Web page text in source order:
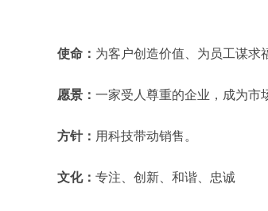
使命： 为客户创造价值、为员工谋求
愿景： 一家受人尊重的企业，成为市
方针： 用科技带动销售。
文化： 专注、创新、和谐、忠诚